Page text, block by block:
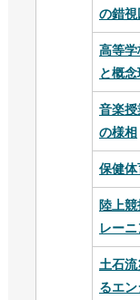
の錯
高等
と概
音楽
の様相
保健
陸上
レー
土石
るエ